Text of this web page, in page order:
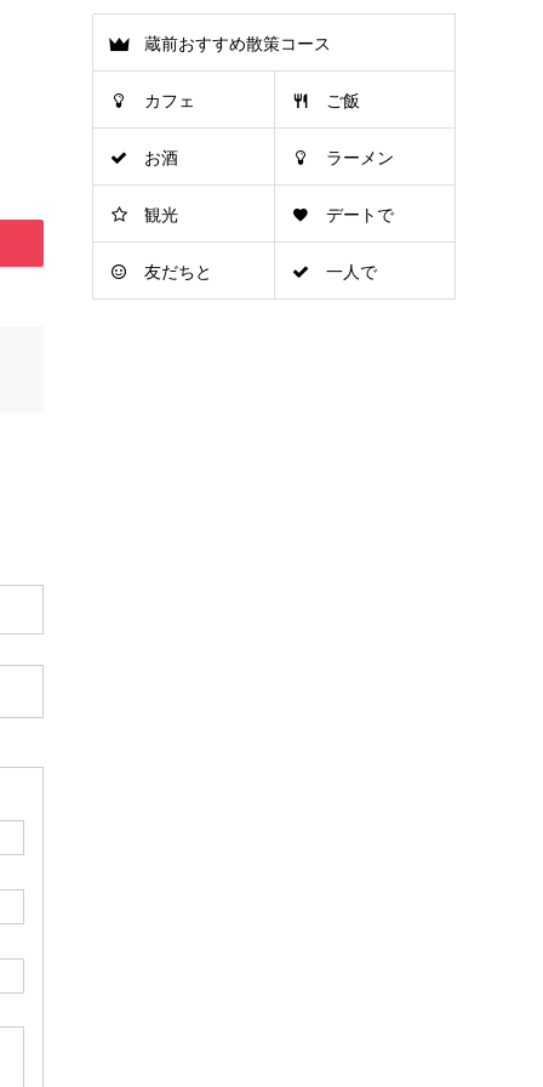
蔵前おすすめ散策コース
カフェ ご飯
お酒 ラーメン
観光 デートで
友だちと 一人で